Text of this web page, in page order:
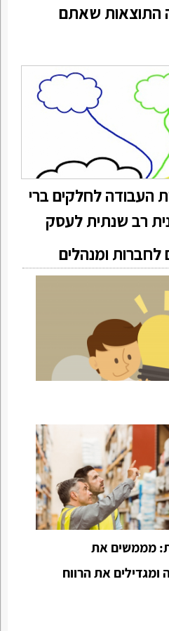
התוצאות שאתם
העבודה לחלקים ברי
רב שנתית לעסק
לחברות ומנהלים
מממשים את
ומגדילים את הרווח